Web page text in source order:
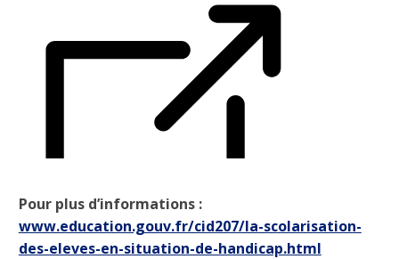
Pour plus d’informations :
www.education.gouv.fr/cid207/la-scolarisation-
des-eleves-en-situation-de-handicap.html